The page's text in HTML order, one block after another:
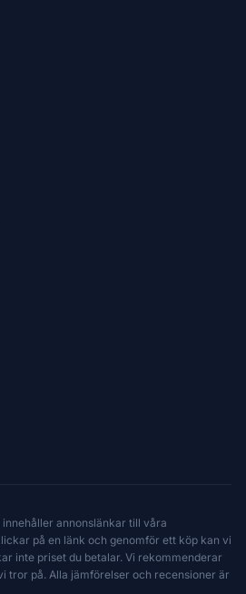
innehåller annonslänkar till våra
på en länk och genomför ett köp kan vi
inte priset du betalar. Vi rekommenderar
tror på. Alla jämförelser och recensioner är